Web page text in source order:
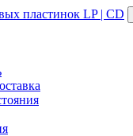
пластинок LP | CD